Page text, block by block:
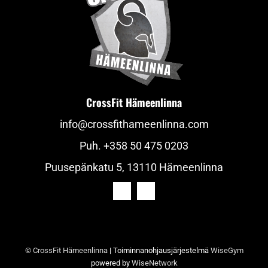
CrossFit Hämeenlinna
info@crossfithameenlinna.com
Puh. +358 50 475 0203
Puusepänkatu 5, 13110 Hämeenlinna
© CrossFit Hämeenlinna| Toiminnanohjausjärjestelmä WiseGym
powered by WiseNetwork